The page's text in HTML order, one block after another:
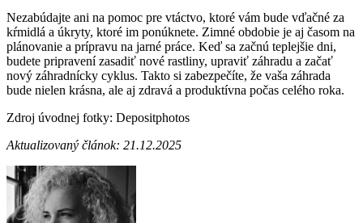
Nezabúdajte ani na pomoc pre vtáctvo, ktoré vám bude vďačné za
kŕmidlá a úkryty, ktoré im ponúknete. Zimné obdobie je aj časom na
plánovanie a prípravu na jarné práce. Keď sa začnú teplejšie dni,
budete pripravení zasadiť nové rastliny, upraviť záhradu a začať
nový záhradnícky cyklus. Takto si zabezpečíte, že vaša záhrada
bude nielen krásna, ale aj zdravá a produktívna počas celého roka.
Zdroj úvodnej fotky: Depositphotos
Aktualizovaný článok: 21.12.2025